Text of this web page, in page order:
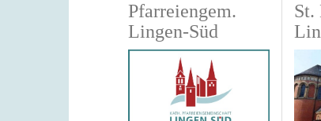
Pfarreiengem.
Lingen-Süd
St.